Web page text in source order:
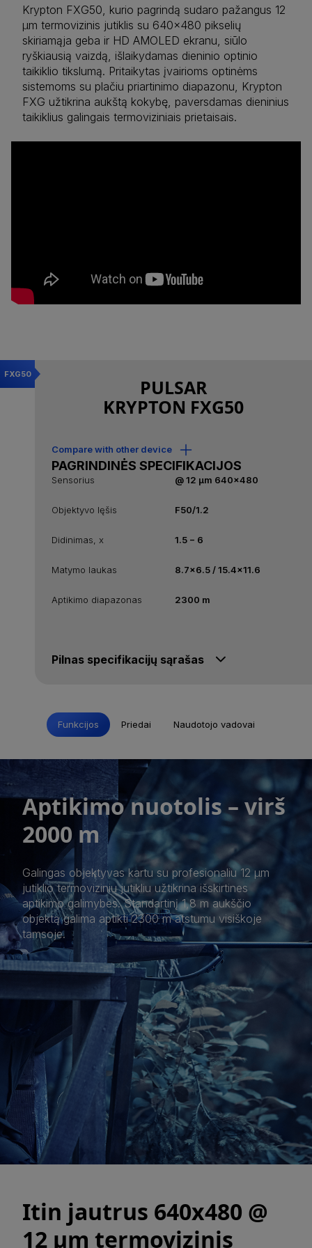
Krypton FXG50, kurio pagrindą sudaro pažangus 12
µm termovizinis jutiklis su 640×480 pikselių
skiriamąja geba ir HD AMOLED ekranu, siūlo
ryškiausią vaizdą, išlaikydamas dieninio optinio
taikiklio tikslumą. Pritaikytas įvairioms optinėms
sistemoms su plačiu priartinimo diapazonu, Krypton
FXG užtikrina aukštą kokybę, paversdamas dieninius
taikiklius galingais termoviziniais prietaisais.
FXG50
PULSAR
KRYPTON FXG50
Compare with other device
PAGRINDINĖS SPECIFIKACIJOS
Sensorius @ 12 µm 640x480
Objektyvo lęšis F50/1.2
Didinimas, x 1.5 − 6
Matymo laukas 8.7x6.5 / 15.4x11.6
Aptikimo diapazonas 2300 m
Pilnas specifikacijų sąrašas
Funkcijos Priedai Naudotojo vadovai
Aptikimo nuotolis – virš
2000 m
Galingas objektyvas kartu su profesionaliu 12 µm
jutiklio termoviziniu jutikliu užtikrina išskirtines
aptikimo galimybes. Standartinį 1,8 m aukščio
objektą galima aptikti 2300 m atstumu visiškoje
tamsoje.
Itin jautrus 640x480 @
12 µm termovizinis